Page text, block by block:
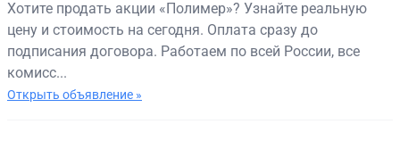
Хотите продать акции «Полимер»? Узнайте реальную
цену и стоимость на сегодня. Оплата сразу до
подписания договора. Работаем по всей России, все
комисс...
Открыть объявление »